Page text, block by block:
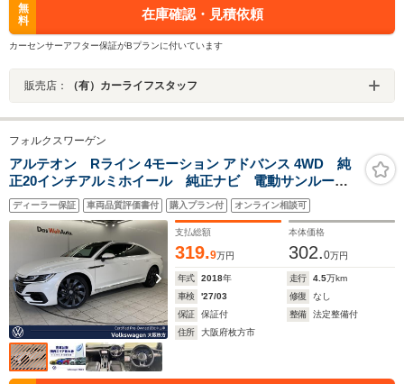
無
料
在庫確認・見積依頼
カーセンサーアフター保証がBプランに付いています
販売店： （有）カーライフスタッフ
フォルクスワーゲン
アルテオン Rライン 4モーション アドバンス 4WD 純
正20インチアルミホイール 純正ナビ 電動サンルー
フ ダイナミックライトアシスト デジタルメーター
ACC アラウンドビューモニター パワーテールゲー
ト 電動シート DCC レーンキープアシスト
ディーラー保証 車両品質評価書付 購入プラン付 オンライン相談可
支払総額
319.9万円
本体価格
302.0万円
年式 2018年 走行 4.5万km
車検
'27/03 修復
なし
保証
保証付 整備
法定整備付
住所
大阪府枚方市